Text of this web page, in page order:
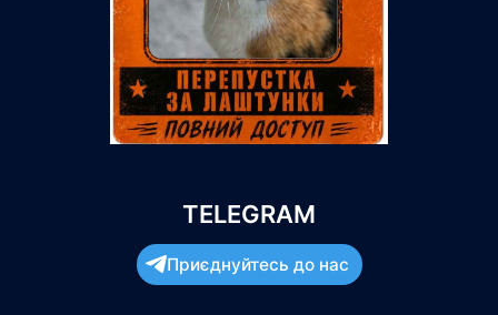
TELEGRAM
Приєднуйтесь до нас